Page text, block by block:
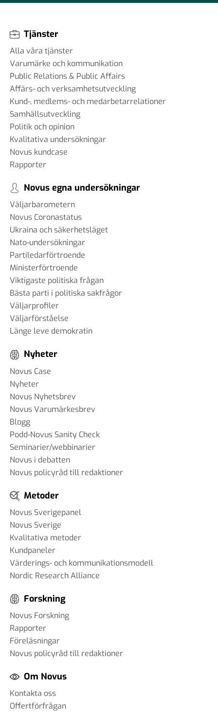
Tjänster
Alla våra tjänster
Varumärke och kommunikation
Public Relations & Public Affairs
Affärs- och verksamhetsutveckling
Kund-, medlems- och medarbetarrelationer
Samhällsutveckling
Politik och opinion
Kvalitativa undersökningar
Novus kundcase
Rapporter
Novus egna undersökningar
Väljarbarometern
Novus Coronastatus
Ukraina och säkerhetsläget
Nato-undersökningar
Partiledarförtroende
Ministerförtroende
Viktigaste politiska frågan
Bästa parti i politiska sakfrågor
Väljarprofiler
Väljarförståelse
Länge leve demokratin
Nyheter
Novus Case
Nyheter
Novus Nyhetsbrev
Novus Varumärkesbrev
Blogg
Podd-Novus Sanity Check
Seminarier/webbinarier
Novus i debatten
Novus policyråd till redaktioner
Metoder
Novus Sverigepanel
Novus Sverige
Kvalitativa metoder
Kundpaneler
Värderings- och kommunikationsmodell
Nordic Research Alliance
Forskning
Novus Forskning
Rapporter
Föreläsningar
Novus policyråd till redaktioner
Om Novus
Kontakta oss
Offertförfrågan